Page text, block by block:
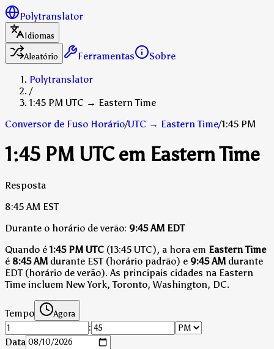
Polytranslator
Idiomas
Aleatório
Ferramentas
Sobre
Polytranslator
/
1:45 PM UTC → Eastern Time
Conversor de Fuso Horário/UTC → Eastern Time/1:45 PM
1:45 PM UTC em Eastern Time
Resposta
8:45 AM EST
Durante o horário de verão: 9:45 AM EDT
Quando é1:45 PM UTC (13:45 UTC), a hora em Eastern Time
é 8:45 AM durante EST (horário padrão) e 9:45 AM durante
EDT (horário de verão). As principais cidades na Eastern
Time incluem New York, Toronto, Washington, DC.
Tempo Agora
:
Data